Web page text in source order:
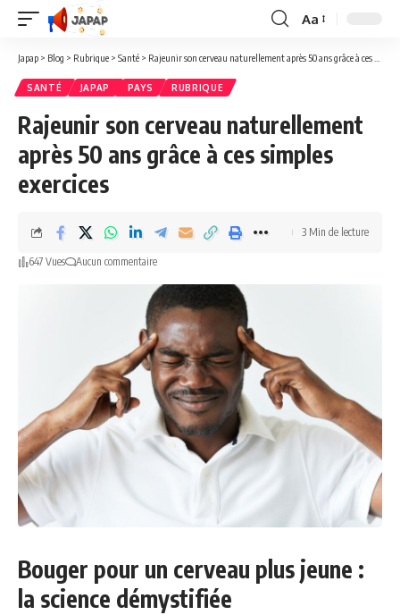
Redimensionner
la
Aa
Japap > Blog > Rubrique > Santé > Rajeunir son cerveau naturellement après 50 ans grâce à ces simples exercices
SANTÉ JAPAP PAYS RUBRIQUE
Rajeunir son cerveau naturellement
après 50 ans grâce à ces simples
exercices
647 Vues Aucun commentaire
3 Min de lecture
Bouger pour un cerveau plus jeune :
la science démystifiée